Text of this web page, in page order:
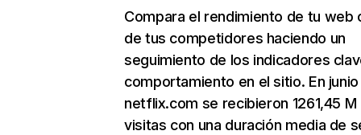
Compara el rendimiento de tu web
de tus competidores haciendo un
seguimiento de los indicadores
comportamiento en el sitio. En junio
netflix.com se recibieron 1261,45 M
visitas con una duración media de